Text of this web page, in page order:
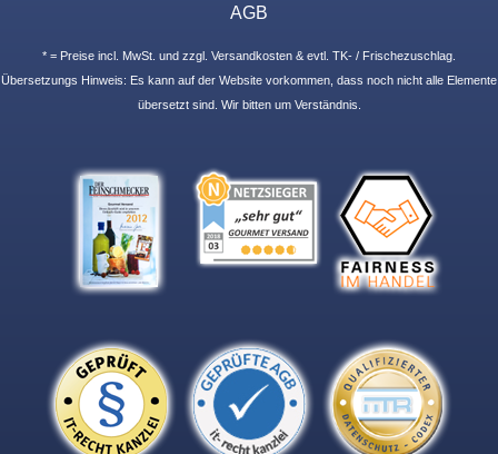
AGB
* = Preise incl. MwSt. und zzgl. Versandkosten & evtl. TK- / Frischezuschlag.
Übersetzungs Hinweis: Es kann auf der Website vorkommen, dass noch nicht alle Elemente
übersetzt sind. Wir bitten um Verständnis.